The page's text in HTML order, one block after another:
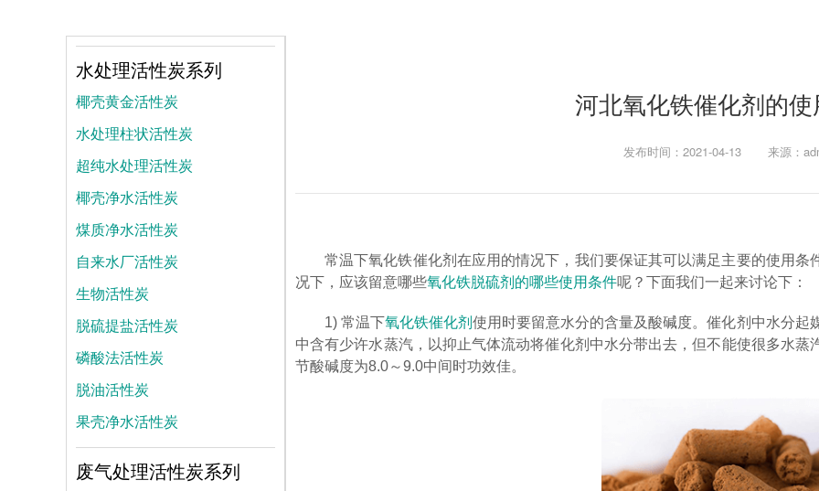
河北氧化铁催化剂的
发布时间：2021-04-13 来源：
常温下氧化铁催化剂在应用的情况下，我们要保证其可以满足主要的使用
况下，应该留意哪些氧化铁脱硫剂的哪些使用条件呢？下面我们一起来讨论下：
1) 常温下氧化铁催化剂使用时要留意水分的含量及酸碱度。催化剂中水分
中含有少许水蒸汽，以抑止气体流动将催化剂中水分带出去，但不能使很多水
节酸碱度为8.0～9.0中间时功效佳。
水处理活性炭系列
椰壳黄金活性炭
水处理柱状活性炭
超纯水处理活性炭
椰壳净水活性炭
煤质净水活性炭
自来水厂活性炭
生物活性炭
脱硫提盐活性炭
磷酸法活性炭
脱油活性炭
果壳净水活性炭
废气处理活性炭系列